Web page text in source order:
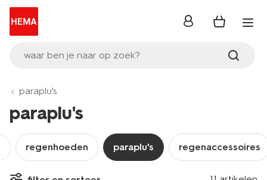
waar ben je naar op zoek?
inloggen
paraplu's
paraplu's
regenhoeden paraplu's regenaccessoires